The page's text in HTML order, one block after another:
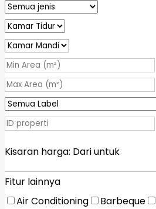
Kisaran harga: Dariuntuk
Fitur lainnya
Air Conditioning
Barbeque